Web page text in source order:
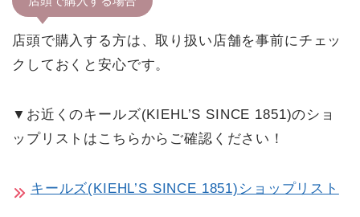
店頭で購入する方は、取り扱い店舗を事前にチェッ
クしておくと安心です。
▼お近くのキールズ(KIEHL’S SINCE 1851)のショ
ップリストはこちらからご確認ください！
キールズ(KIEHL’S SINCE 1851)ショップリスト